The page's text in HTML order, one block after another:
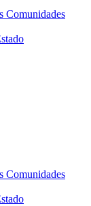
Comunidades
Comunidades